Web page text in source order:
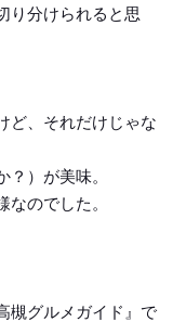
り分けられると思
ど、それだけじゃな
）が美味。
のでした。
槻グルメガイド』で